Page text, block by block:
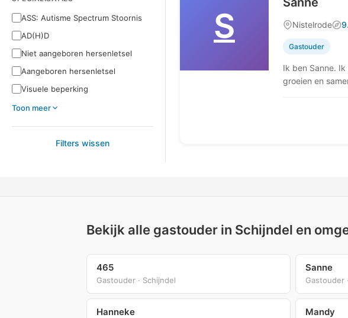
ASS: Autisme Spectrum Stoornis
AD(H)D
Niet aangeboren hersenletsel
Aangeboren hersenletsel
Visuele beperking
Toon meer
Filters wissen
S Nistelrode
Gastouder
Ik ben Sanne.
groeien en
Bekijk alle gastouder in Schijndel en
465
Gastouder · Schijndel
Sanne
Gastouder
Hanneke Mandy